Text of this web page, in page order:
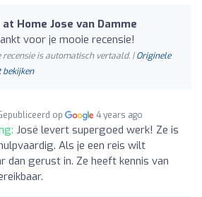
at Home Jose van Damme
voor je mooie recensie!
recensie is automatisch vertaald. |Originele
bekijken
op 4 years ago
José levert supergoed werk! Ze is
Als je een reis wilt
dan gerust in. Ze heeft kennis van